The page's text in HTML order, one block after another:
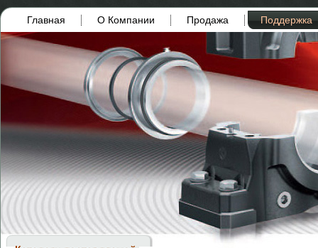
Главная О Компании Продажа Поддержка